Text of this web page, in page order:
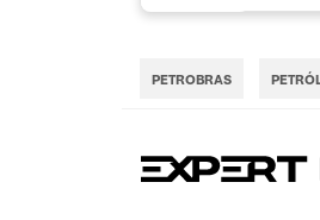
PETROBRAS